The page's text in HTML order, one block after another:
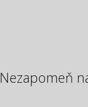
Nezapomeň